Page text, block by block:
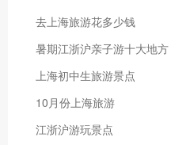
去上海旅游花多少钱
暑期江浙沪亲子游十大地方
上海初中生旅游景点
10月份上海旅游
江浙沪游玩景点